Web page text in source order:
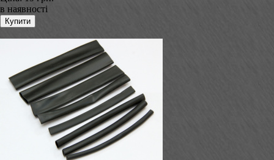
в наявності